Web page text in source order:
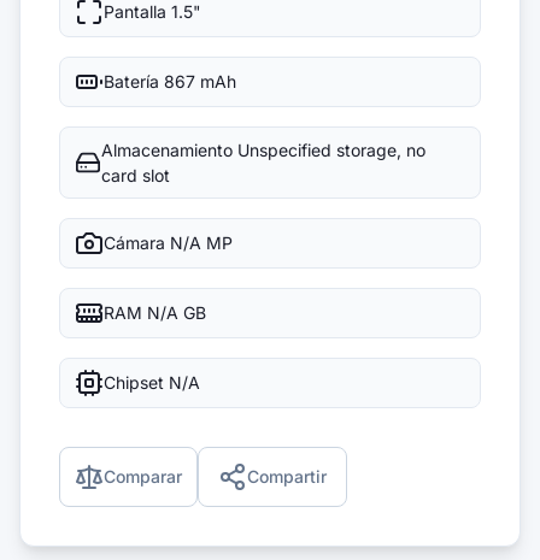
Pantalla 1.5"
Batería 867 mAh
Almacenamiento Unspecified storage, no
card slot
Cámara N/A MP
RAM N/A GB
Chipset N/A
Comparar Compartir